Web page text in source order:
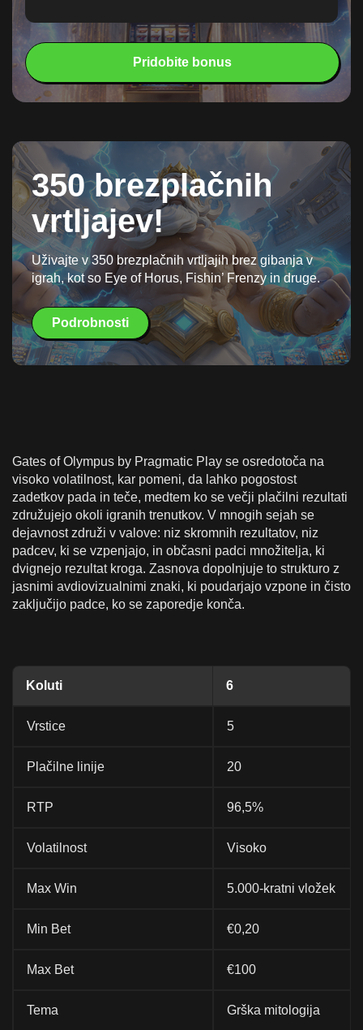
Pridobite bonus
350 brezplačnih
vrtljajev!
Uživajte v 350 brezplačnih vrtljajih brez gibanja v
igrah, kot so Eye of Horus, Fishin’ Frenzy in druge.
Podrobnosti
Gates of Olympus by Pragmatic Play se osredotoča na
visoko volatilnost, kar pomeni, da lahko pogostost
zadetkov pada in teče, medtem ko se večji plačilni rezultati
združujejo okoli igranih trenutkov. V mnogih sejah se
dejavnost združi v valove: niz skromnih rezultatov, niz
padcev, ki se vzpenjajo, in občasni padci množitelja, ki
dvignejo rezultat kroga. Zasnova dopolnjuje to strukturo z
jasnimi avdiovizualnimi znaki, ki poudarjajo vzpone in čisto
zaključijo padce, ko se zaporedje konča.
Koluti 6
Vrstice 5
Plačilne linije 20
RTP 96,5%
Volatilnost Visoko
Max Win 5.000-kratni vložek
Min Bet €0,20
Max Bet €100
Tema Grška mitologija